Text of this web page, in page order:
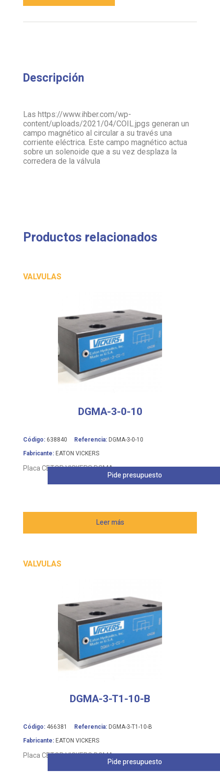
Descripción
Las https://www.ihber.com/wp-
content/uploads/2021/04/COIL.jpgs generan un
campo magnético al circular a su través una
corriente eléctrica. Este campo magnético actua
sobre un solenoide que a su vez desplaza la
corredera de la válvula
Productos relacionados
VALVULAS
DGMA-3-0-10
Código: 638840 Referencia: DGMA-3-0-10
Fabricante: EATON VICKERS
Placa CETOP VICKERS DGMA
Leer más
Pide presupuesto
VALVULAS
DGMA-3-T1-10-B
Código: 466381 Referencia: DGMA-3-T1-10-B
Fabricante: EATON VICKERS
Placa CETOP VICKERS DGMA
Pide presupuesto